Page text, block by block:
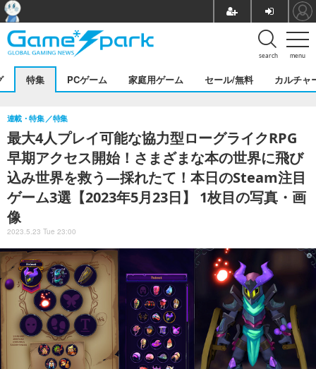
menu
search
特集 PCゲーム 家庭用ゲーム セール/無料 カルチャ
最大4人プレイ可能な協力型ローグライクRPG
早期アクセス開始！さまざまな本の世界に飛び
込み世界を救う―採れたて！本日のSteam注目
ゲーム3選【2023年5月23日】 1枚目の写真・画
像
連載・特集 特集
2023.5.23 Tue 23:00